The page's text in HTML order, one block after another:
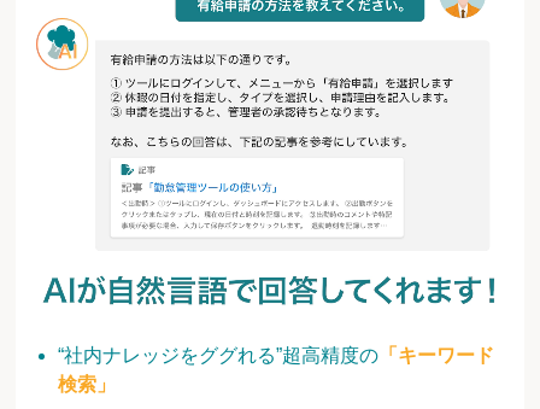
“社内ナレッジをググれる”超高精度の 「キーワード
検索」